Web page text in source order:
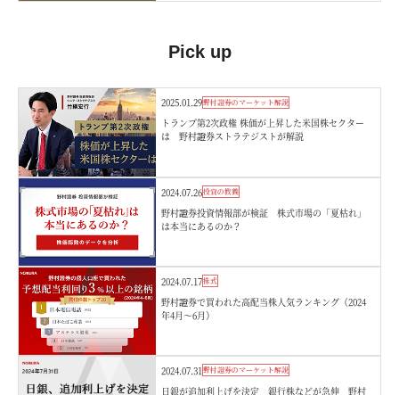
Pick up
2025.01.29野村證券のマーケット解説
トランプ第2次政権 株価が上昇した米国株セクター
は 野村證券ストラテジストが解説
2024.07.26投資の教養
野村證券投資情報部が検証 株式市場の「夏枯れ」
は本当にあるのか？
2024.07.17株式
野村證券で買われた高配当株人気ランキング（2024
年4月～6月）
2024.07.31 野村證券のマーケット解説
日銀が追加利上げを決定 銀行株などが急伸 野村